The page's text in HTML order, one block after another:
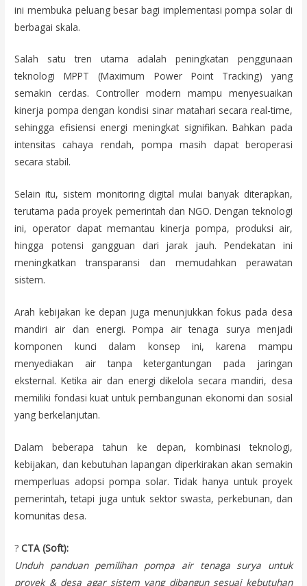
ini membuka peluang besar bagi implementasi pompa solar di
berbagai skala.
Salah satu tren utama adalah peningkatan penggunaan
teknologi MPPT (Maximum Power Point Tracking) yang
semakin cerdas. Controller modern mampu menyesuaikan
kinerja pompa dengan kondisi sinar matahari secara real-time,
sehingga efisiensi energi meningkat signifikan. Bahkan pada
intensitas cahaya rendah, pompa masih dapat beroperasi
secara stabil.
Selain itu, sistem monitoring digital mulai banyak diterapkan,
terutama pada proyek pemerintah dan NGO. Dengan teknologi
ini, operator dapat memantau kinerja pompa, produksi air,
hingga potensi gangguan dari jarak jauh. Pendekatan ini
meningkatkan transparansi dan memudahkan perawatan
sistem.
Arah kebijakan ke depan juga menunjukkan fokus pada desa
mandiri air dan energi. Pompa air tenaga surya menjadi
komponen kunci dalam konsep ini, karena mampu
menyediakan air tanpa ketergantungan pada jaringan
eksternal. Ketika air dan energi dikelola secara mandiri, desa
memiliki fondasi kuat untuk pembangunan ekonomi dan sosial
yang berkelanjutan.
Dalam beberapa tahun ke depan, kombinasi teknologi,
kebijakan, dan kebutuhan lapangan diperkirakan akan semakin
memperluas adopsi pompa solar. Tidak hanya untuk proyek
pemerintah, tetapi juga untuk sektor swasta, perkebunan, dan
komunitas desa.
?CTA (Soft):
Unduh panduan pemilihan pompa air tenaga surya untuk
proyek & desa agar sistem yang dibangun sesuai kebutuhan